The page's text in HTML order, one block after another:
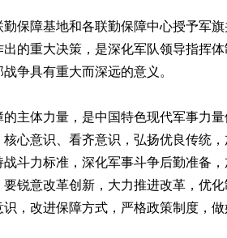
障基地和各联勤保障中心授予军旗
的重大决策，是深化军队领导指挥
争具有重大而深远的意义。
体力量，是中国特色现代军事力量
心意识、看齐意识，弘扬优良传统
斗力标准，深化军事斗争后勤准备
锐意改革创新，大力推进改革，优
，改进保障方式，严格政策制度，